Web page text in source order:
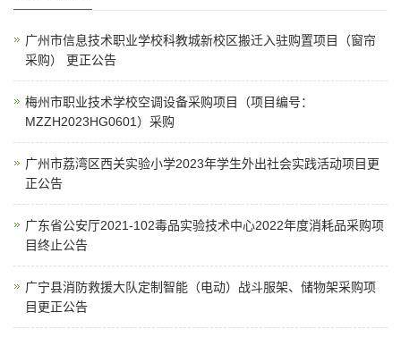
广州市信息技术职业学校科教城新校区搬迁入驻购置项目（窗帘
采购） 更正公告
梅州市职业技术学校空调设备采购项目（项目编号：
MZZH2023HG0601）采购
广州市荔湾区西关实验小学2023年学生外出社会实践活动项目更
正公告
广东省公安厅2021-102毒品实验技术中心2022年度消耗品采购项
目终止公告
广宁县消防救援大队定制智能（电动）战斗服架、储物架采购项
目更正公告